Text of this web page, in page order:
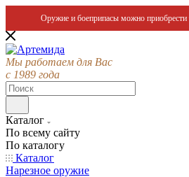
Оружие и боеприпасы можно приобрести
Мы работаем для Вас
с 1989 года
Каталог
По всему сайту
По каталогу
Каталог
Нарезное оружие